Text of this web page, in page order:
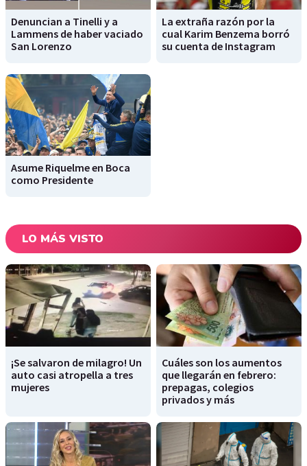
Denuncian a Tinelli y a
Lammens de haber vaciado
San Lorenzo
La extraña razón por la
cual Karim Benzema borró
su cuenta de Instagram
Asume Riquelme en Boca
como Presidente
LO MÁS VISTO
¡Se salvaron de milagro! Un
auto casi atropella a tres
mujeres
Cuáles son los aumentos
que llegarán en febrero:
prepagas, colegios
privados y más